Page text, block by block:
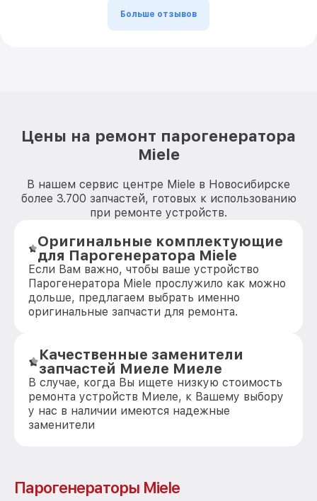
Больше отзывов
Цены на ремонт парогенератора
Miele
В нашем сервис центре Miele в Новосибирске
более 3.700 запчастей, готовых к использованию
при ремонте устройств.
Оригинальные комплектующие
для Парогенератора Miele
Если Вам важно, чтобы ваше устройство
Парогенератора Miele прослужило как можно
дольше, предлагаем выбрать именно
оригинальные запчасти для ремонта.
Качественные заменители
запчастей Миеле Миеле
В случае, когда Вы ищете низкую стоимость
ремонта устройств Миеле, к Вашему выбору
у нас в наличии имеются надежные
заменители
Парогенераторы Miele